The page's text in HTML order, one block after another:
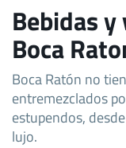
Bebidas
Boca
Boca Ratón no
entremezclados
estupendos,
lujo.